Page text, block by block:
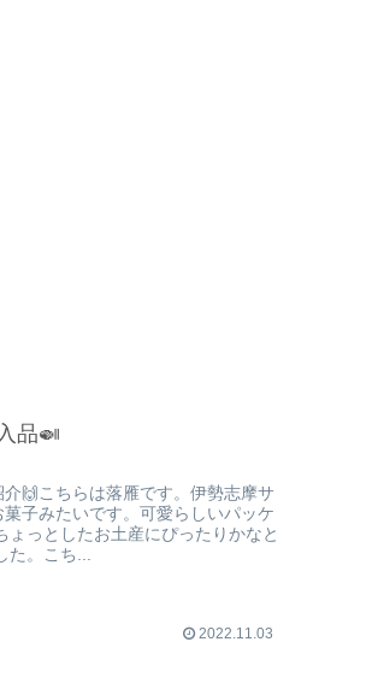
品🍛
🙌こちらは落雁です。伊勢志摩サ
子みたいです。可愛らしいパッケ
っとしたお土産にぴったりかなと
た。こち...
2022.11.03